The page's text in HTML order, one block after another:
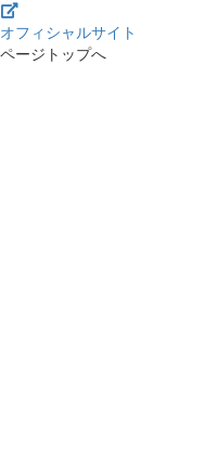
オフィシャルサイト
ページトップへ